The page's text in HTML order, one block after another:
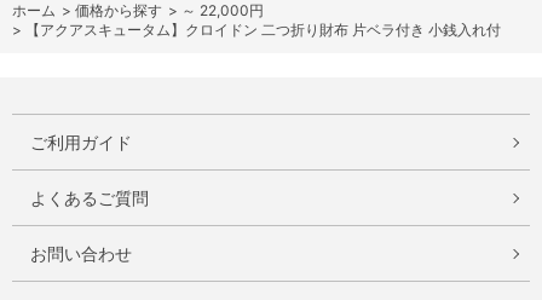
ホーム > 価格から探す > ～ 22,000円
>
【アクアスキュータム】クロイドン 二つ折り財布 片ベラ付き 小銭入れ付
ご利用ガイド
よくあるご質問
お問い合わせ